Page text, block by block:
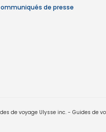
de presse
de voyage Ulysse inc. - Guides de